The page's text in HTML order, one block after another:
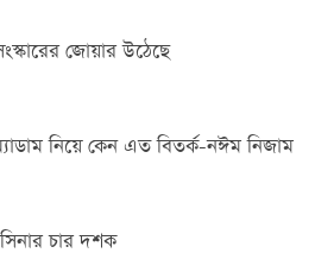
জোয়ার উঠেছে
নিয়ে কেন এত বিতর্ক-নঈম নিজাম
চার দশক